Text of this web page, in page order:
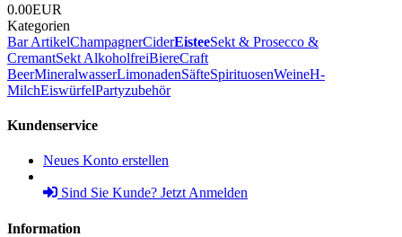
0.00EUR
Kategorien
Bar ArtikelChampagnerCiderEisteeSekt & Prosecco &
CremantSekt AlkoholfreiBiereCraft
BeerMineralwasserLimonadenSäfteSpirituosenWeineH-
MilchEiswürfelPartyzubehör
Kundenservice
Neues Konto erstellen
Sind Sie Kunde? Jetzt Anmelden
Information